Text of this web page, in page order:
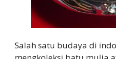
Salah satu budaya di